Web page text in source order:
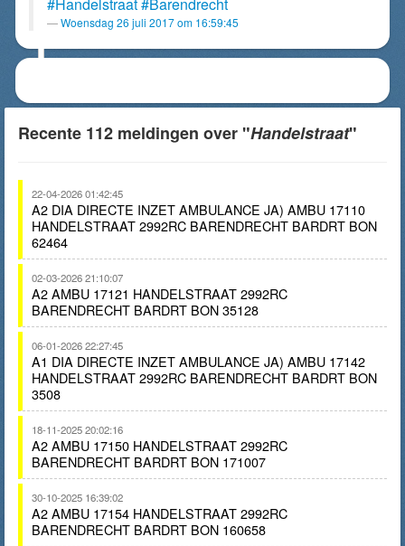
Woensdag 26 juli 2017 om 16:59:45
Recente 112 meldingen over "Handelstraat"
22-04-2026 01:42:45
A2 DIA DIRECTE INZET AMBULANCE JA) AMBU 17110
HANDELSTRAAT 2992RC BARENDRECHT BARDRT BON
62464
02-03-2026 21:10:07
A2 AMBU 17121 HANDELSTRAAT 2992RC
BARENDRECHT BARDRT BON 35128
06-01-2026 22:27:45
A1 DIA DIRECTE INZET AMBULANCE JA) AMBU 17142
HANDELSTRAAT 2992RC BARENDRECHT BARDRT BON
3508
18-11-2025 20:02:16
A2 AMBU 17150 HANDELSTRAAT 2992RC
BARENDRECHT BARDRT BON 171007
30-10-2025 16:39:02
A2 AMBU 17154 HANDELSTRAAT 2992RC
BARENDRECHT BARDRT BON 160658